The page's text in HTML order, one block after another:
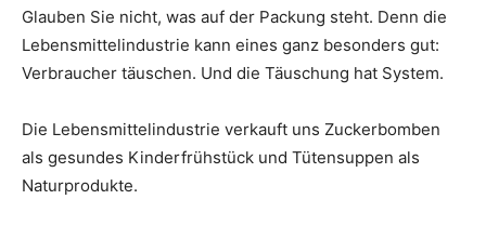
Glauben Sie nicht, was auf der Packung steht. Denn die
Lebensmittelindustrie kann eines ganz besonders gut:
Verbraucher täuschen. Und die Täuschung hat System.
Die Lebensmittelindustrie verkauft uns Zuckerbomben
als gesundes Kinderfrühstück und Tütensuppen als
Naturprodukte.